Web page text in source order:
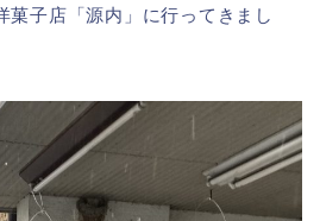
菓子店「源内」に行ってきまし